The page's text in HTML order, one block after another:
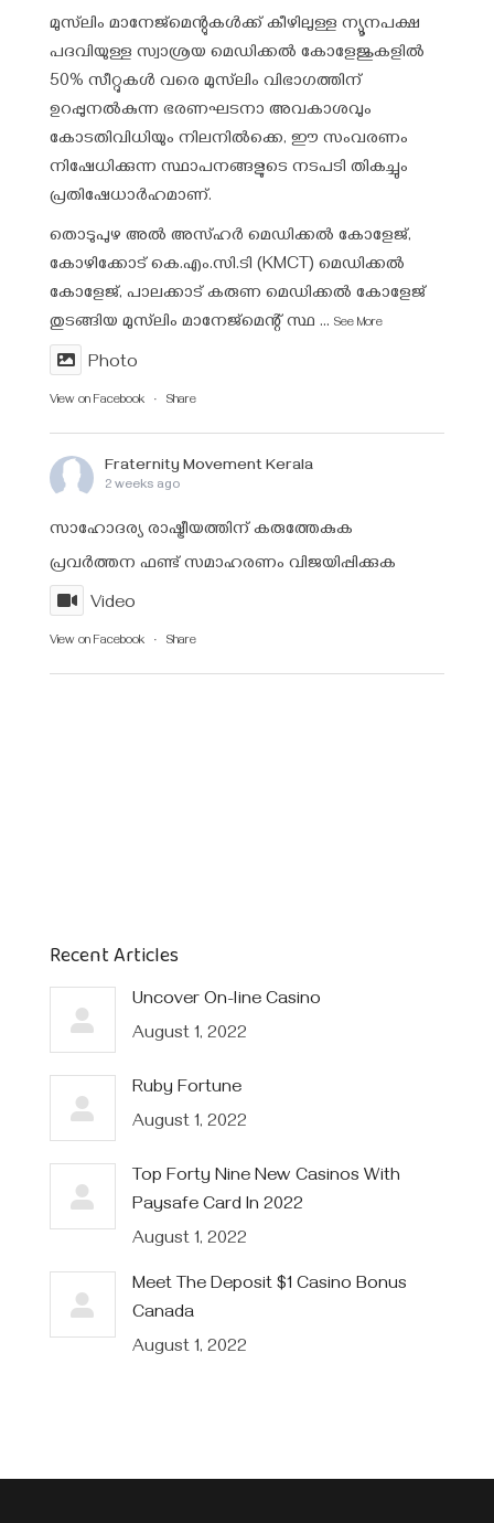
മുസ്‌ലിം മാനേജ്‌മെന്റുകൾക്ക് കീഴിലുള്ള ന്യൂനപക്ഷ
പദവിയുള്ള സ്വാശ്രയ മെഡിക്കൽ കോളേജുകളിൽ
50% സീറ്റുകൾ വരെ മുസ്‌ലിം വിഭാഗത്തിന്
ഉറപ്പുനൽകുന്ന ഭരണഘടനാ അവകാശവും
കോടതിവിധിയും നിലനിൽക്കെ, ഈ സംവരണം
നിഷേധിക്കുന്ന സ്ഥാപനങ്ങളുടെ നടപടി തികച്ചും
പ്രതിഷേധാർഹമാണ്.
തൊടുപുഴ അൽ അസ്ഹർ മെഡിക്കൽ കോളേജ്,
കോഴിക്കോട് കെ.എം.സി.ടി (KMCT) മെഡിക്കൽ
കോളേജ്, പാലക്കാട് കരുണ മെഡിക്കൽ കോളേജ്
തുടങ്ങിയ മുസ്‌ലിം മാനേജ്‌മെന്റ് സ്ഥ ... See More
Photo
View on Facebook · Share
Fraternity Movement Kerala
2 weeks ago
സാഹോദര്യ രാഷ്ട്രീയത്തിന് കരുത്തേകുക
പ്രവർത്തന ഫണ്ട്‌ സമാഹരണം വിജയിപ്പിക്കുക
Video
View on Facebook · Share
Recent Articles
Uncover On-line Casino
August 1, 2022
Ruby Fortune
August 1, 2022
Top Forty Nine New Casinos With
Paysafe Card In 2022
August 1, 2022
Meet The Deposit $1 Casino Bonus
Canada
August 1, 2022